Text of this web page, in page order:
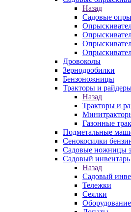
Назад
Садовые
Дровоколы
Зернодробилки
Бензоножницы
Тракторы и
Назад
Тракторы и
Газонные
Подметальные
Сенокосилки
Садовые ножницы
Садовый инвентарь
Назад
Садовый
Тележки
Сеялки